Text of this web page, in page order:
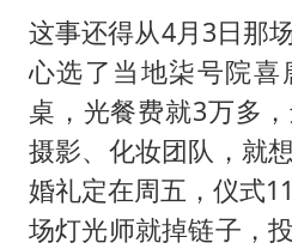
这事还得从4月3日那
心选了当地柒号院喜
桌，光餐费就3万多
摄影、化妆团队，就
婚礼定在周五，仪式
场灯光师就掉链子，